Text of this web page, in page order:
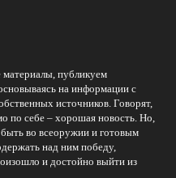
публикуем
на информации с
источников. Говорят,
по себе – хорошая новость. Но,
во всеоружии и готовым
над ним победу,
и достойно выйти из